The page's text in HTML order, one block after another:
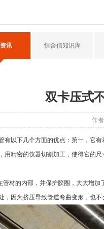
讯 恒合信知识库
双卡压式
作
有以下几个方面的优点：第一，它
用精密的仪器切割加工，使得它的
材的内部，并保护胶圈，大大增加
因为挤压导致管道弯曲变形，也不